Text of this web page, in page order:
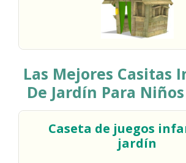
Las Mejores Casitas
De Jardín Para
Caseta de juegos
jardín